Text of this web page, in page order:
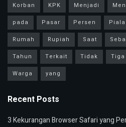
Korban
KPK Menjadi
pada
Pasar Persen Piala
Rumah
Rupiah Saat
Tahun
Terkait Tidak Tiga
Warga
yang
Recent Posts
3 Kekurangan Browser Safari yang